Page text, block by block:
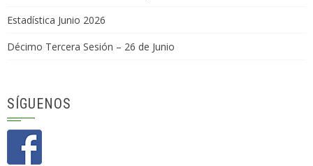
Estadística Junio 2026
Décimo Tercera Sesión – 26 de Junio
SÍGUENOS